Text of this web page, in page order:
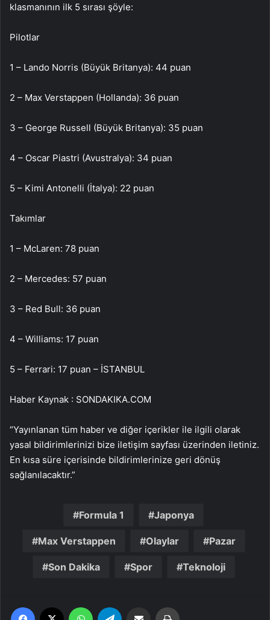
klasmanının ilk 5 sırası şöyle:
Pilotlar
1 – Lando Norris (Büyük Britanya): 44 puan
2 – Max Verstappen (Hollanda): 36 puan
3 – George Russell (Büyük Britanya): 35 puan
4 – Oscar Piastri (Avustralya): 34 puan
5 – Kimi Antonelli (İtalya): 22 puan
Takımlar
1 – McLaren: 78 puan
2 – Mercedes: 57 puan
3 – Red Bull: 36 puan
4 – Williams: 17 puan
5 – Ferrari: 17 puan – İSTANBUL
Haber Kaynak : SONDAKIKA.COM
“Yayınlanan tüm haber ve diğer içerikler ile ilgili olarak
yasal bildirimlerinizi bize iletişim sayfası üzerinden iletiniz.
En kısa süre içerisinde bildirimlerinize geri dönüş
sağlanılacaktır.”
Formula 1 Japonya
Max Verstappen Olaylar Pazar
Son Dakika Spor Teknoloji
Facebook WhatsApp Email'den paylaş